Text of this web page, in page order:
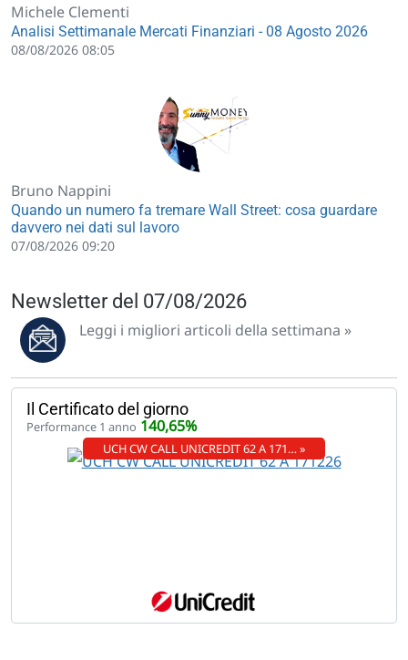
Michele Clementi
Analisi Settimanale Mercati Finanziari - 08 Agosto 2026
08/08/2026 08:05
Bruno Nappini
Quando un numero fa tremare Wall Street: cosa guardare
davvero nei dati sul lavoro
07/08/2026 09:20
Newsletter del 07/08/2026
Leggi i migliori articoli della settimana »
Il Certificato del giorno
Performance 1 anno 140,65%
UCH CW CALL UNICREDIT 62 A 171… »